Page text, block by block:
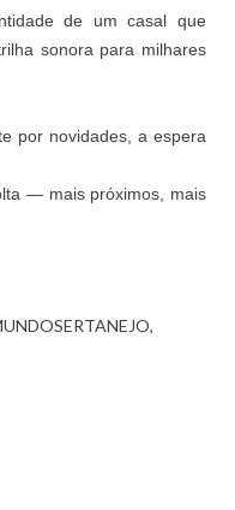
de um casal que
sonora para milhares
por novidades, a espera
— mais próximos, mais